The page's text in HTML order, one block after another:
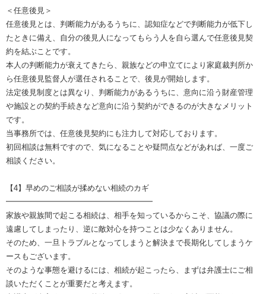
＜任意後見＞
任意後見とは、判断能力があるうちに、認知症などで判断能力が低下し
たときに備え、自分の後見人になってもらう人を自ら選んで任意後見契
約を結ぶことです。
本人の判断能力が衰えてきたら、親族などの申立てにより家庭裁判所か
ら任意後見監督人が選任されることで、後見が開始します。
法定後見制度とは異なり、判断能力があるうちに、意向に沿う財産管理
や施設との契約手続きなど意向に沿う契約ができるのが大きなメリット
です。
当事務所では、任意後見契約にも注力して対応しております。
初回相談は無料ですので、気になることや疑問点などがあれば、一度ご
相談ください。
【4】早めのご相談が揉めない相続のカギ
━━━━━━━━━━━━━━━━━━━
家族や親族間で起こる相続は、相手を知っているからこそ、協議の際に
遠慮してしまったり、逆に敵対心を持つことは少なくありません。
そのため、一旦トラブルとなってしまうと解決まで長期化してしまうケ
ースもございます。
そのような事態を避けるには、相続が起こったら、まずは弁護士にご相
談いただくことが重要だと考えます。